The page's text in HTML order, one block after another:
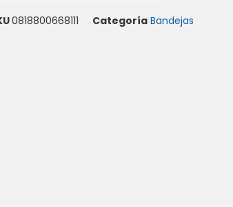
0818800668111 Categoría Bandejas